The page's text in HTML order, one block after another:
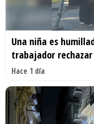
Una niña es
trabajador
Hace 1 día